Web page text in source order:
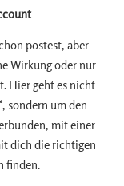
postest, aber
Wirkung oder nur
Hier geht es nicht
sondern um den
mit einer
dich die richtigen
finden.